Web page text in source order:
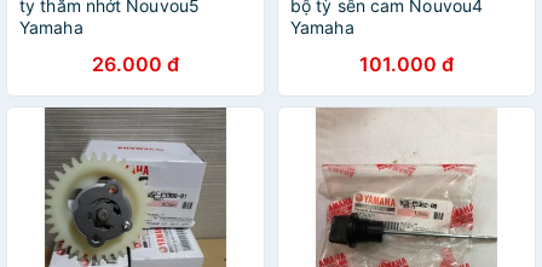
ty thăm nhớt Nouvou5
Yamaha
26.000 đ
bộ tỳ sên cam Nouvou4
Yamaha
101.000 đ